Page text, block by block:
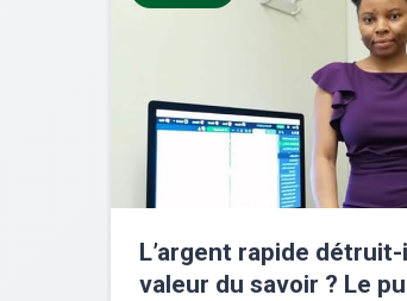
L’argent rapide détruit-
valeur du savoir ? Le